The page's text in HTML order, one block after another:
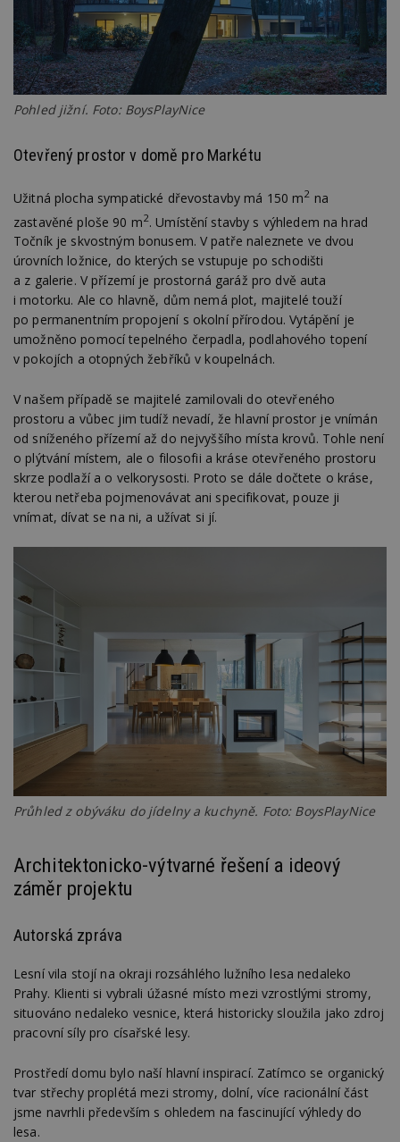
Pohled jižní. Foto: BoysPlayNice
Otevřený prostor v domě pro Markétu
Užitná plocha sympatické dřevostavby má 150 m2 na
zastavěné ploše 90 m2. Umístění stavby s výhledem na hrad
Točník je skvostným bonusem. V patře naleznete ve dvou
úrovních ložnice, do kterých se vstupuje po schodišti
a z galerie. V přízemí je prostorná garáž pro dvě auta
i motorku. Ale co hlavně, dům nemá plot, majitelé touží
po permanentním propojení s okolní přírodou. Vytápění je
umožněno pomocí tepelného čerpadla, podlahového topení
v pokojích a otopných žebříků v koupelnách.
V našem případě se majitelé zamilovali do otevřeného
prostoru a vůbec jim tudíž nevadí, že hlavní prostor je vnímán
od sníženého přízemí až do nejvyššího místa krovů. Tohle není
o plýtvání místem, ale o filosofii a kráse otevřeného prostoru
skrze podlaží a o velkorysosti. Proto se dále dočtete o kráse,
kterou netřeba pojmenovávat ani specifikovat, pouze ji
vnímat, dívat se na ni, a užívat si jí.
Průhled z obýváku do jídelny a kuchyně. Foto: BoysPlayNice
Architektonicko-výtvarné řešení a ideový
záměr projektu
Autorská zpráva
Lesní vila stojí na okraji rozsáhlého lužního lesa nedaleko
Prahy. Klienti si vybrali úžasné místo mezi vzrostlými stromy,
situováno nedaleko vesnice, která historicky sloužila jako zdroj
pracovní síly pro císařské lesy.
Prostředí domu bylo naší hlavní inspirací. Zatímco se organický
tvar střechy proplétá mezi stromy, dolní, více racionální část
jsme navrhli především s ohledem na fascinující výhledy do
lesa.